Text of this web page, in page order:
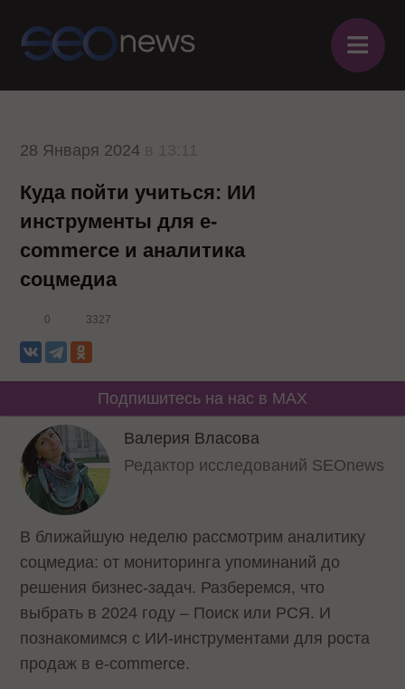
≡
28 Января 2024
Куда пойти учиться: ИИ
инструменты для e-
commerce и аналитика
соцмедиа
0 3327
Подпишитесь на нас в MAX
Валерия Власова
Редактор исследований SEOnews
В ближайшую неделю рассмотрим аналитику
соцмедиа: от мониторинга упоминаний до
решения бизнес-задач. Разберемся, что
выбрать в 2024 году – Поиск или РСЯ. И
познакомимся с ИИ-инструментами для роста
продаж в e-commerce.